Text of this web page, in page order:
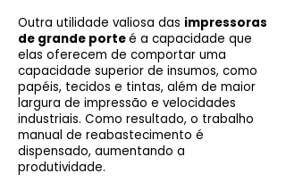
Outra utilidade valiosa das impressoras
de grande porteé a capacidade que
elas oferecem de comportar uma
capacidade superior de insumos, como
papéis, tecidos e tintas, além de maior
largura de impressão e velocidades
industriais. Como resultado, o trabalho
manual de reabastecimento é
dispensado, aumentando a
produtividade.